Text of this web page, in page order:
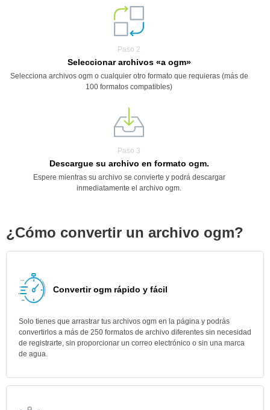
Paso 2
Seleccionar archivos «a ogm»
Selecciona archivos ogm o cualquier otro formato que requieras (más de
100 formatos compatibles)
Paso 3
Descargue su archivo en formato ogm.
Espere mientras su archivo se convierte y podrá descargar
inmediatamente el archivo ogm.
¿Cómo convertir un archivo ogm?
Convertir ogm rápido y fácil
Solo tienes que arrastrar tus archivos ogm en la página y podrás
convertirlos a más de 250 formatos de archivo diferentes sin necesidad
de registrarte, sin proporcionar un correo electrónico o sin una marca
de agua.